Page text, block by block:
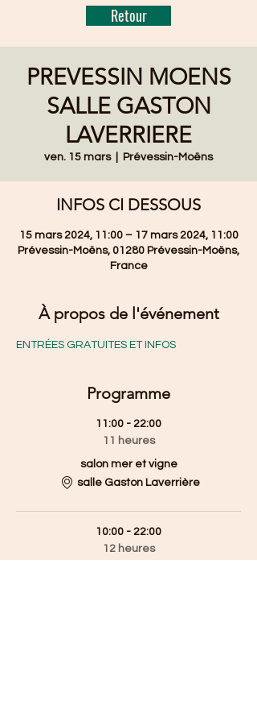
Retour
PREVESSIN MOENS
SALLE GASTON
LAVERRIERE
ven. 15 mars
  |
Prévessin-Moëns
INFOS CI DESSOUS
15 mars 2024, 11:00 – 17 mars 2024, 11:00
Prévessin-Moëns, 01280 Prévessin-Moëns,
France
À propos de l'événement
ENTRÉES GRATUITES ET INFOS
Programme
11:00 - 22:00
11 heures
salon mer et vigne
salle Gaston Laverrière
10:00 - 22:00
12 heures